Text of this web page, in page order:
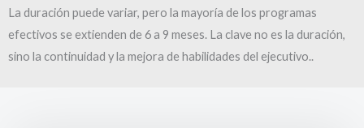
La duración puede variar, pero la mayoría de los programas
efectivos se extienden de 6 a 9 meses. La clave no es la duración,
sino la continuidad y la mejora de habilidades del ejecutivo..